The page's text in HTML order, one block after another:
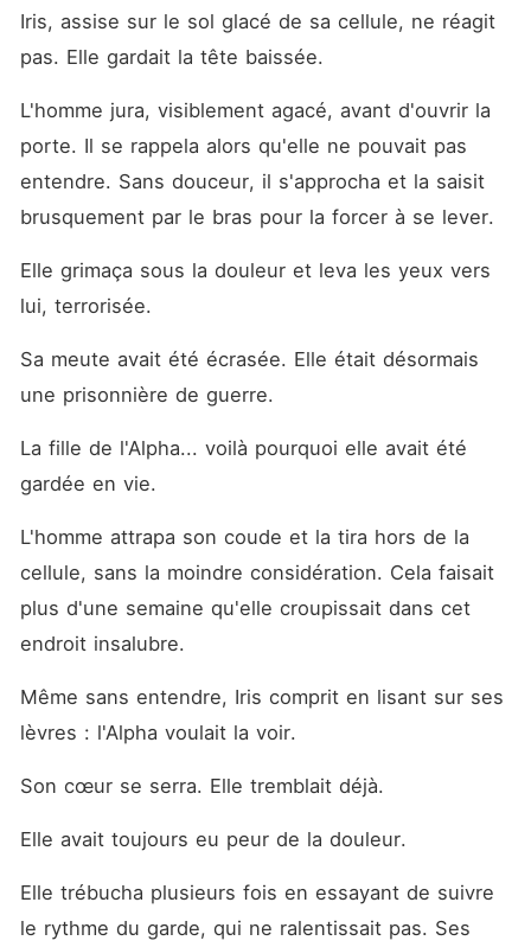
menacent d'embraser leur
monde, Iris devra lutter pour
survivre... et peut-être
dans un univers où le
pouvoir décide de tout, une
question demeure : Peut-on
aimer la fille de son ennemi...
Iris, assise sur le sol glacé de sa cellule, ne réagit
pas. Elle gardait la tête baissée.
L'homme jura, visiblement agacé, avant d'ouvrir la
porte. Il se rappela alors qu'elle ne pouvait pas
entendre. Sans douceur, il s'approcha et la saisit
brusquement par le bras pour la forcer à se lever.
Elle grimaça sous la douleur et leva les yeux vers
lui, terrorisée.
Sa meute avait été écrasée. Elle était désormais
une prisonnière de guerre.
La fille de l'Alpha... voilà pourquoi elle avait été
gardée en vie.
L'homme attrapa son coude et la tira hors de la
cellule, sans la moindre considération. Cela faisait
plus d'une semaine qu'elle croupissait dans cet
endroit insalubre.
Même sans entendre, Iris comprit en lisant sur ses
lèvres : l'Alpha voulait la voir.
Son cœur se serra. Elle tremblait déjà.
Elle avait toujours eu peur de la douleur.
Elle trébucha plusieurs fois en essayant de suivre
le rythme du garde, qui ne ralentissait pas. Ses